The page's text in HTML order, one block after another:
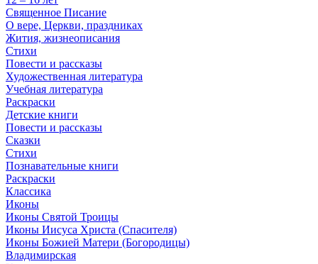
Священное Писание
О вере, Церкви, праздниках
Жития, жизнеописания
Стихи
Повести и рассказы
Художественная литература
Учебная литература
Раскраски
Детские книги
Повести и рассказы
Сказки
Стихи
Познавательные книги
Раскраски
Классика
Иконы
Иконы Святой Троицы
Иконы Иисуса Христа (Спасителя)
Иконы Божией Матери (Богородицы)
Владимирская